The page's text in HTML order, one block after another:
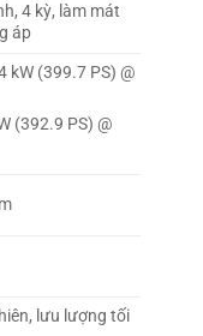
4 kỳ, làm mát
áp
kW (399.7 PS) @
(392.9 PS) @
lưu lượng tối